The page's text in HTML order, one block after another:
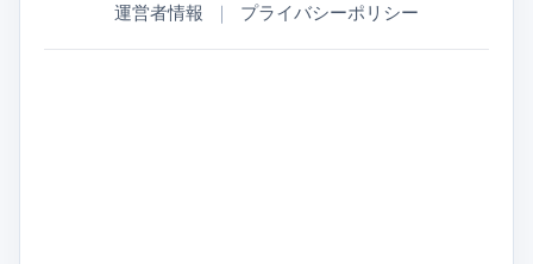
運営者情報 ｜ プライバシーポリシー